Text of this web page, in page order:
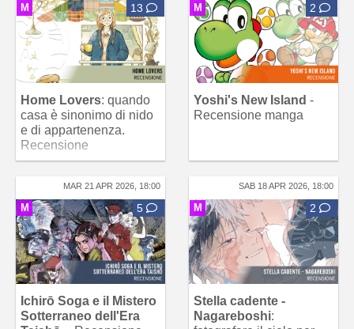
M 13
Home Lovers: quando
casa è sinonimo di nido
e di appartenenza.
Recensione
M 2
Yoshi's New Island -
Recensione manga
MAR 21 APR 2026, 18:00
M 5
Ichirō Soga e il Mistero
Sotterraneo dell'Era
SAB 18 APR 2026, 18:00
M 2
Stella cadente -
Nagareboshi: